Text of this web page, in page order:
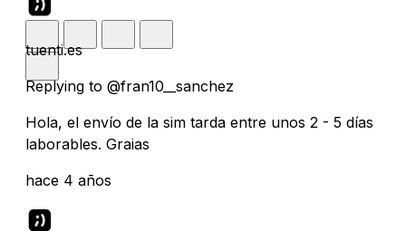
tuenti.es
Replying to @fran10__sanchez
Hola, el envío de la sim tarda entre unos 2 - 5 días
laborables. Graias
hace 4 años